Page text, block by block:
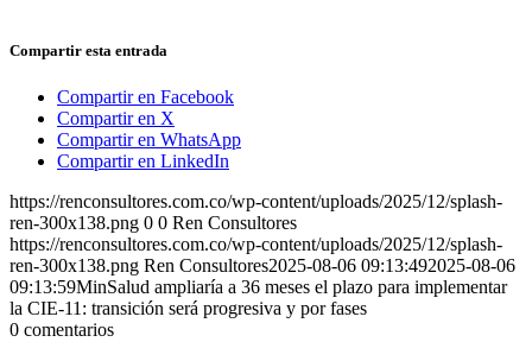
Compartir esta entrada
Compartir en Facebook
Compartir en X
Compartir en WhatsApp
Compartir en LinkedIn
https://renconsultores.com.co/wp-content/uploads/2025/12/splash-
ren-300x138.png 0 0 Ren Consultores
https://renconsultores.com.co/wp-content/uploads/2025/12/splash-
ren-300x138.png Ren Consultores2025-08-06 09:13:492025-08-06
09:13:59MinSalud ampliaría a 36 meses el plazo para implementar
la CIE-11: transición será progresiva y por fases
0 comentarios